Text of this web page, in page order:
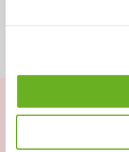
Framtid